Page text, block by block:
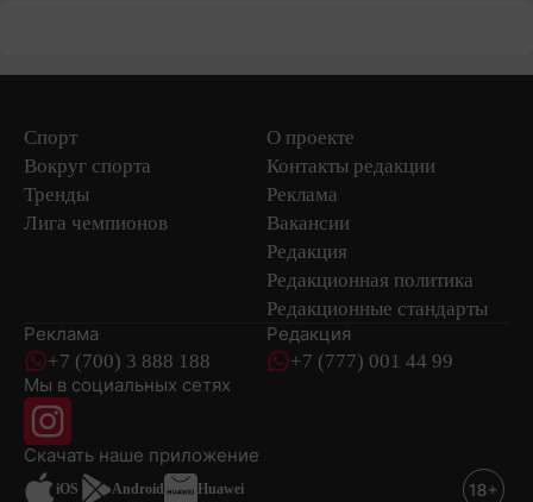
Спорт
Вокруг спорта
Тренды
Лига чемпионов
О проекте
Контакты редакции
Реклама
Вакансии
Редакция
Редакционная политика
Редакционные стандарты
Реклама
+7 (700) 3 888 188
Редакция
+7 (777) 001 44 99
Мы в социальных сетях
Скачать наше приложениеновостей
iOS Android Huawei